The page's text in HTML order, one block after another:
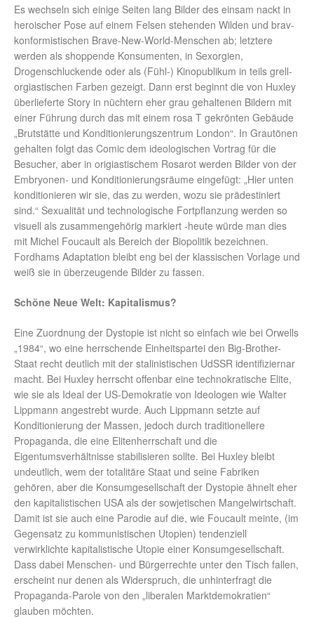
Es wechseln sich einige Seiten lang Bilder des einsam nackt in
heroischer Pose auf einem Felsen stehenden Wilden und brav-
konformistischen Brave-New-World-Menschen ab; letztere
werden als shoppende Konsumenten, in Sexorgien,
Drogenschluckende oder als (Fühl-) Kinopublikum in teils grell-
orgiastischen Farben gezeigt. Dann erst beginnt die von Huxley
überlieferte Story in nüchtern eher grau gehaltenen Bildern mit
einer Führung durch das mit einem rosa T gekrönten Gebäude
„Brutstätte und Konditionierungszentrum London“. In Grautönen
gehalten folgt das Comic dem ideologischen Vortrag für die
Besucher, aber in origiastischem Rosarot werden Bilder von der
Embryonen- und Konditionierungsräume eingefügt: „Hier unten
konditionieren wir sie, das zu werden, wozu sie prädestiniert
sind.“ Sexualität und technologische Fortpflanzung werden so
visuell als zusammengehörig markiert -heute würde man dies
mit Michel Foucault als Bereich der Biopolitik bezeichnen.
Fordhams Adaptation bleibt eng bei der klassischen Vorlage und
weiß sie in überzeugende Bilder zu fassen.
Schöne Neue Welt: Kapitalismus?
Eine Zuordnung der Dystopie ist nicht so einfach wie bei Orwells
„1984“, wo eine herrschende Einheitspartei den Big-Brother-
Staat recht deutlich mit der stalinistischen UdSSR identifiziernar
macht. Bei Huxley herrscht offenbar eine technokratische Elite,
wie sie als Ideal der US-Demokratie von Ideologen wie Walter
Lippmann angestrebt wurde. Auch Lippmann setzte auf
Konditionierung der Massen, jedoch durch traditionellere
Propaganda, die eine Elitenherrschaft und die
Eigentumsverhältnisse stabilisieren sollte. Bei Huxley bleibt
undeutlich, wem der totalitäre Staat und seine Fabriken
gehören, aber die Konsumgesellschaft der Dystopie ähnelt eher
den kapitalistischen USA als der sowjetischen Mangelwirtschaft.
Damit ist sie auch eine Parodie auf die, wie Foucault meinte, (im
Gegensatz zu kommunistischen Utopien) tendenziell
verwirklichte kapitalistische Utopie einer Konsumgesellschaft.
Dass dabei Menschen- und Bürgerrechte unter den Tisch fallen,
erscheint nur denen als Widerspruch, die unhinterfragt die
Propaganda-Parole von den „liberalen Marktdemokratien“
glauben möchten.